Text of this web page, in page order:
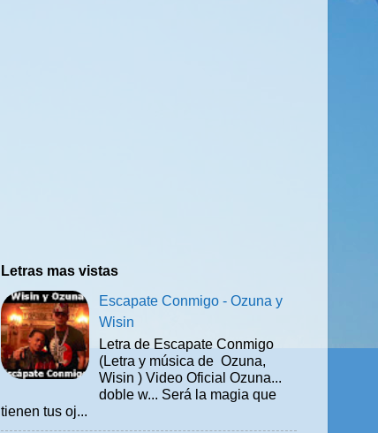
Letras mas vistas
Escapate Conmigo - Ozuna y
Wisin
Letra de Escapate Conmigo
(Letra y música de Ozuna,
Wisin ) Video Oficial Ozuna...
doble w... Será la magia que
tienen tus oj...